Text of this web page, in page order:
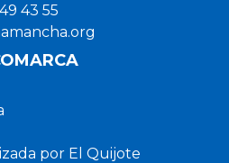
43 55
por El Quijote